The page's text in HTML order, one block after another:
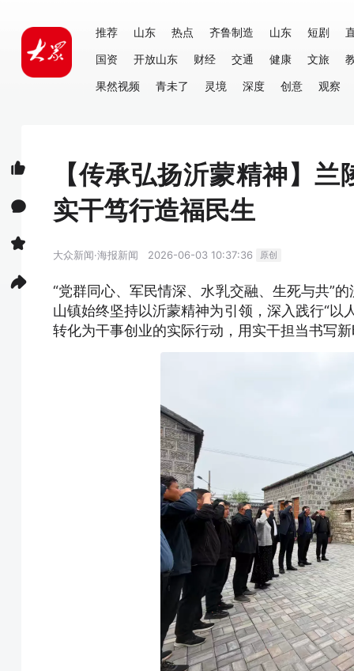
推荐 山东 热点 齐鲁制造 山东 短剧
国资
开放山东 财经 交通 健康 文旅
果然视频
青未了 灵境 深度 创意 观察
【传承弘扬沂蒙精神】
实干笃行造福民生
大众新闻·海报新闻 2026-06-03 10:37:36 原创
“党群同心、军民情深、水乳交融、生死与共”
山镇始终坚持以沂蒙精神为引领，深入践行“
转化为干事创业的实际行动，用实干担当书写